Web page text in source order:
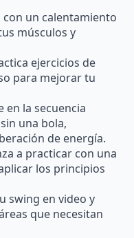
con un calentamiento
músculos y
ejercicios de
para mejorar tu
en la secuencia
una bola,
de energía.
a practicar con una
los principios
swing en video y
que necesitan